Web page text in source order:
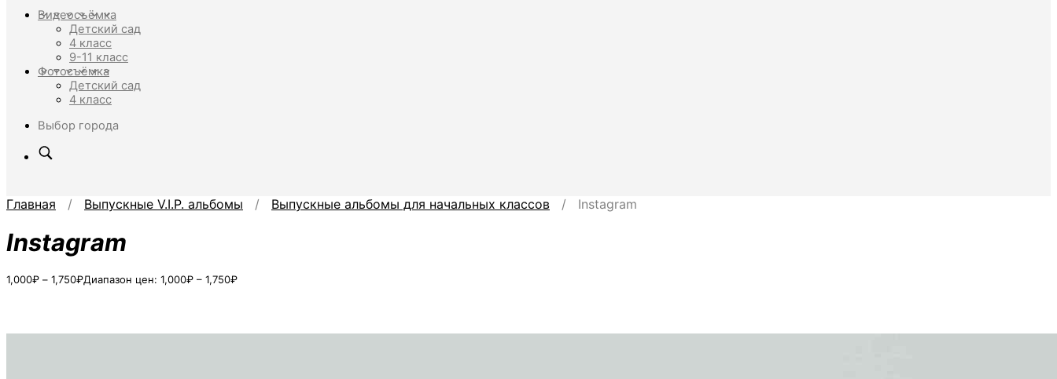
Видеосъёмка
Детский сад
4 класс
9-11 класс
Фотосъёмка
Детский сад
4 класс
Выбор города
Главная / Выпускные V.I.P. альбомы / Выпускные альбомы для начальных классов / Instagram
Instagram
1,000₽ – 1,750₽Диапазон цен: 1,000₽ – 1,750₽